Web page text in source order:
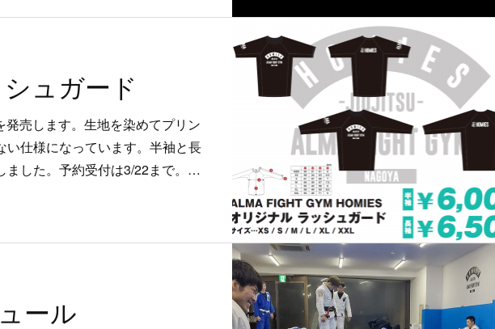
ュガード
売します。生地を染めてプリン
い仕様になっています。半袖と長
ました。予約受付は3/22まで。…
ール